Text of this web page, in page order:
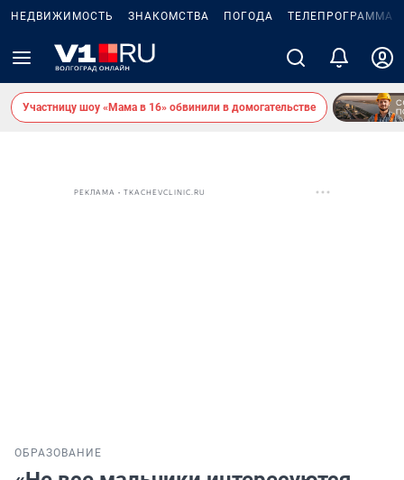
НЕДВИЖИМОСТЬ ЗНАКОМСТВА ПОГОДА ТЕЛЕПРОГРАММА
Участницу шоу «Мама в 16» обвинили в домогательстве
РЕКЛАМА • TKACHEVCLINIC.RU
ОБРАЗОВАНИЕ